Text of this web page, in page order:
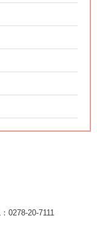
0278-20-7111